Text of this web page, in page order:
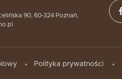
90, 60-324 Poznań,
Polityka prywatności